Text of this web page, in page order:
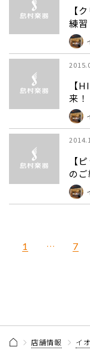
【
練習
【
来！
【
のご
1 … 7
店舗情報 イ